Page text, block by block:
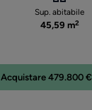
Sup. abitabile
45,59 m2
Acquistare 479.800 €